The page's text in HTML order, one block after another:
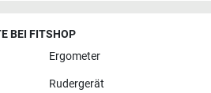
BEI FITSHOP
Ergometer
Rudergerät